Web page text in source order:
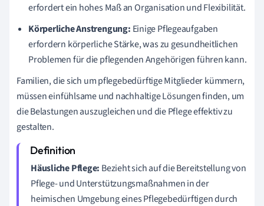
erfordert ein hohes Maß an Organisation und Flexibilität.
Körperliche Anstrengung: Einige Pflegeaufgaben
erfordern körperliche Stärke, was zu gesundheitlichen
Problemen für die pflegenden Angehörigen führen kann.
Familien, die sich um pflegebedürftige Mitglieder kümmern,
müssen einfühlsame und nachhaltige Lösungen finden, um
die Belastungen auszugleichen und die Pflege effektiv zu
gestalten.
Häusliche Pflege: Bezieht sich auf die Bereitstellung von
Pflege- und Unterstützungsmaßnahmen in der
heimischen Umgebung eines Pflegebedürftigen durch